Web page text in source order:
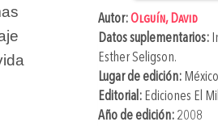
Autor:Olguín, David
Datos suplementarios:
Esther Seligson.
Lugar de edición:
Editorial: Ediciones El
Año de edición:2008